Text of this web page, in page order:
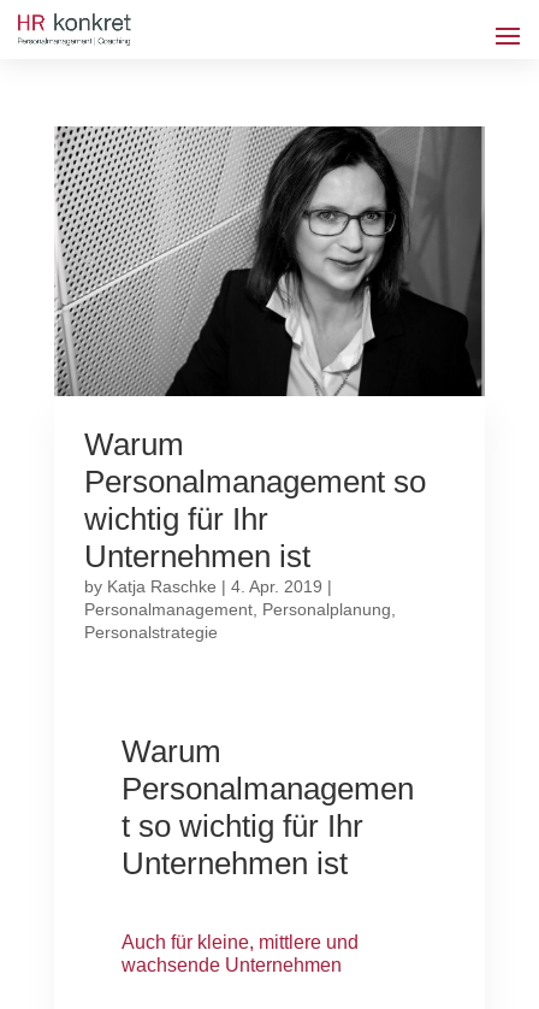
Warum
Personalmanagement so
wichtig für Ihr
Unternehmen ist
by Katja Raschke | 4. Apr. 2019 |
Personalmanagement, Personalplanung
Personalstrategie
Warum
Personalmanagemen
t so wichtig für Ihr
Unternehmen ist
Auch für kleine, mittlere und
wachsende Unternehmen